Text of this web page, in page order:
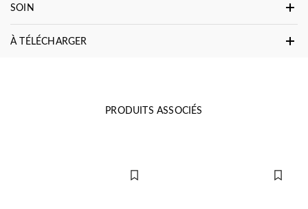
SOIN
À TÉLÉCHARGER
PRODUITS ASSOCIÉS